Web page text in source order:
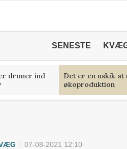
SENESTE
droner ind
Det er en uskik
økoproduktion
07-08-2021 12:10